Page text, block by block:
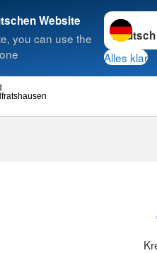
Website
you can use the
Sprache
Alles klar
Suche